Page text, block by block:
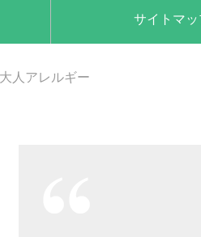
サイトマッ
大人アレルギー